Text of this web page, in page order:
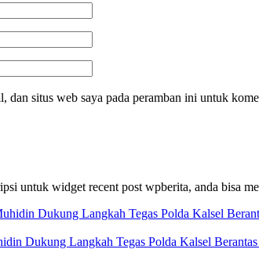
dan situs web saya pada peramban ini untuk
untuk widget recent post wpberita, anda bisa
Dukung Langkah Tegas Polda Kalsel